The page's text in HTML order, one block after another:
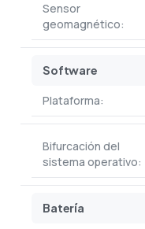
Sensor
geomagnético:
Software
Plataforma:
Bifurcación del
sistema operativo:
Batería